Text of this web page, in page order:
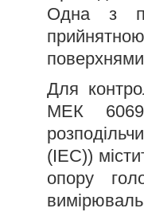
Одна з
Для
МЕК
(IEC))
опору